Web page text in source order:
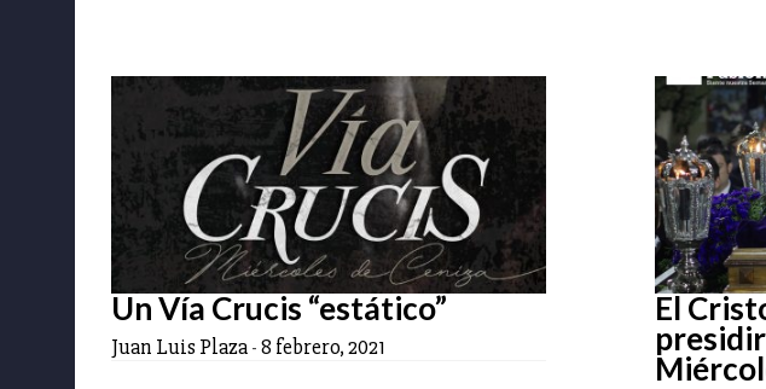
Un Vía Crucis “estático”
Juan Luis Plaza-8 febrero, 2021
El